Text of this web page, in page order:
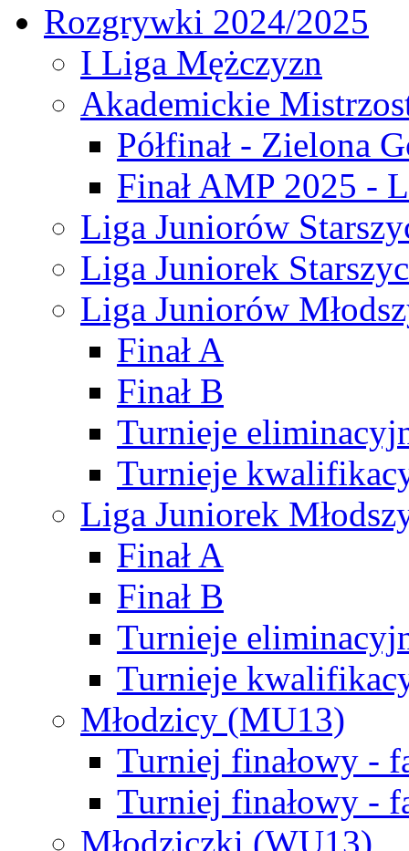
Rozgrywki 2024/2025
I Liga Mężczyzn
Akademickie
Półfinał - Zielona
Finał AMP 2025 -
Liga Juniorów
Liga Juniorek
Liga Juniorów
Finał A
Finał B
Turnieje
Turnieje
Liga Juniorek
Finał A
Finał B
Turnieje
Turnieje
Młodzicy (MU13)
Turniej finałowy -
Turniej finałowy -
Młodziczki (WU13)